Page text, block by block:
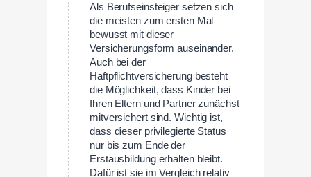
Als Berufseinsteiger setzen sich
die meisten zum ersten Mal
bewusst mit dieser
Versicherungsform auseinander.
Auch bei der
Haftpflichtversicherung besteht
die Möglichkeit, dass Kinder bei
Ihren Eltern und Partner zunächst
mitversichert sind. Wichtig ist,
dass dieser privilegierte Status
nur bis zum Ende der
Erstausbildung erhalten bleibt.
Dafür ist sie im Vergleich relativ